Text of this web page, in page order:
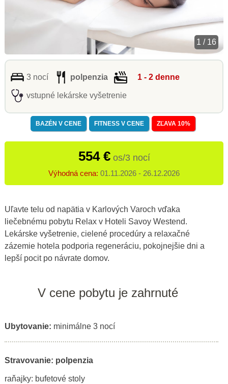
1 / 16
3 nocí polpenzia 1 - 2 denne
vstupné lekárske vyšetrenie
BAZÉN V CENE FITNESS V CENE ZĽAVA 10%
554 €os/3 nocí
Výhodná cena: 01.11.2026 - 26.12.2026
Uľavte telu od napätia v Karlových Varoch vďaka
liečebnému pobytu Relax v Hoteli Savoy Westend.
Lekárske vyšetrenie, cielené procedúry a relaxačné
zázemie hotela podporia regeneráciu, pokojnejšie dni a
lepší pocit po návrate domov.
V cene pobytu je zahrnuté
Ubytovanie: minimálne 3 nocí
Stravovanie: polpenzia
raňajky: bufetové stoly